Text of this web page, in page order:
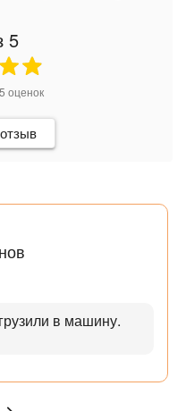
5
оценок
в машину.